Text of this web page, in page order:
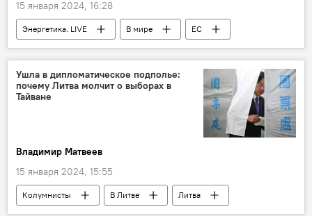
15 января 2024, 16:28
Энергетика. LIVE В мире
ЕС
СПГ
поставки СПГ
энергетика
Катар
Ушла в дипломатическое подполье:
почему Литва молчит о выборах в
Тайване
Владимир Матвеев
15 января 2024, 15:55
Колумнисты В Литве
Литва